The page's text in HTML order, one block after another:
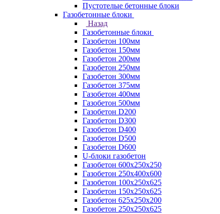
Пустотелые бетонные блоки
Газобетонные блоки
Назад
Газобетонные блоки
Газобетон 100мм
Газобетон 150мм
Газобетон 200мм
Газобетон 250мм
Газобетон 300мм
Газобетон 375мм
Газобетон 400мм
Газобетон 500мм
Газобетон D200
Газобетон D300
Газобетон D400
Газобетон D500
Газобетон D600
U-блоки газобетон
Газобетон 600x250x250
Газобетон 250x400x600
Газобетон 100х250х625
Газобетон 150х250х625
Газобетон 625х250х200
Газобетон 250х250х625